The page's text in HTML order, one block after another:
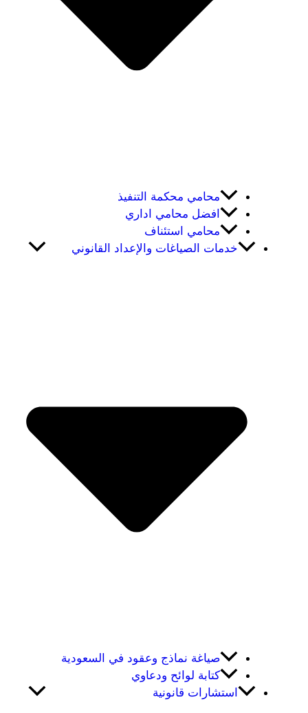
محامي محكمة التنفيذ
افضل محامي اداري
محامي استئناف
خدمات الصياغات والإعداد القانوني
صياغة نماذج وعقود في السعودية
كتابة لوائح ودعاوي
استشارات قانونية